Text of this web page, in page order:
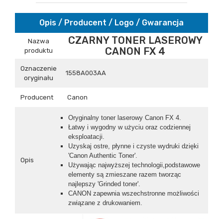
Opis / Producent / Logo / Gwarancja
Nazwa
produktu
CZARNY TONER LASEROWY
CANON FX 4
Oznaczenie
oryginału
1558A003AA
Producent Canon
Opis
Oryginalny toner laserowy Canon FX 4.
Łatwy i wygodny w użyciu oraz codziennej
eksploatacji.
Uzyskaj ostre, płynne i czyste wydruki dzięki
'Canon Authentic Toner'.
Używając najwyższej technologii,podstawowe
elementy są zmieszane razem tworząc
najlepszy 'Grinded toner'.
CANON zapewnia wszechstronne możliwości
związane z drukowaniem.